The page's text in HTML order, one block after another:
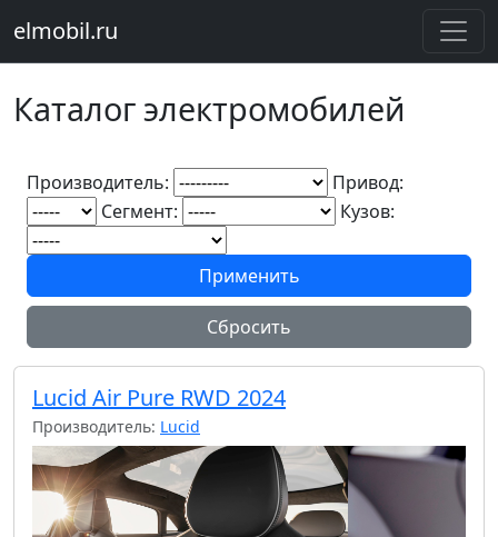
elmobil.ru
Каталог электромобилей
Производитель:
Привод:
Сегмент:
Кузов:
Применить
Сбросить
Lucid Air Pure RWD 2024
Производитель: Lucid